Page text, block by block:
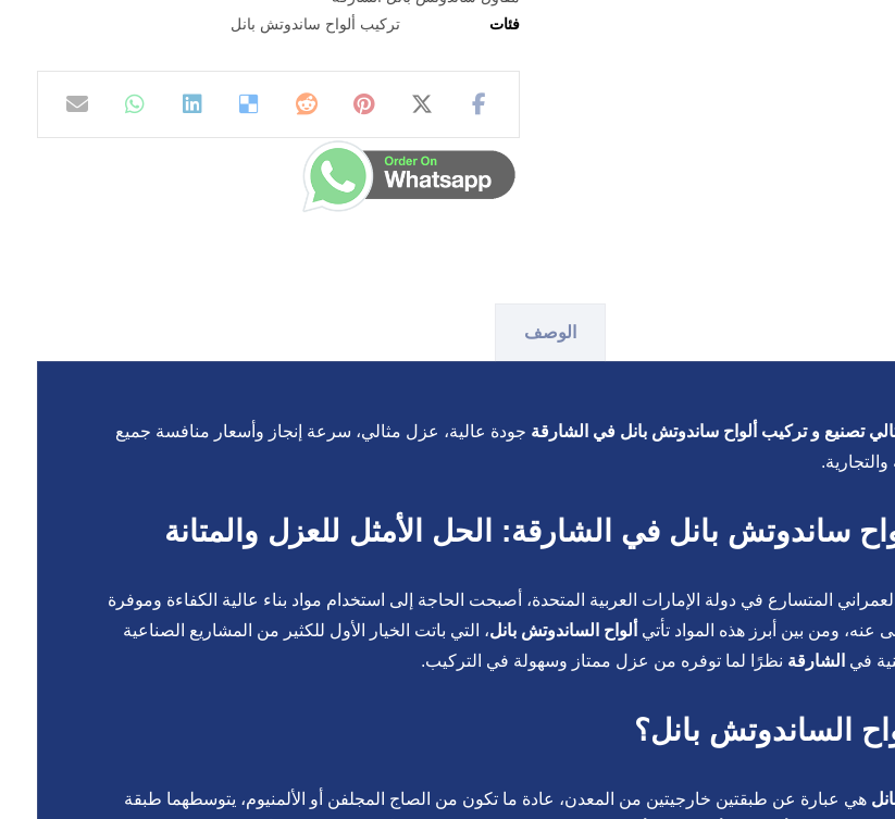
فئات
تركيب ألواح ساندوتش بانل
الوصف
تصنيع و تركيب ألواح ساندوتش بانل في الشارقة جودة عالية، عزل مثالي، سرعة إنجاز وأسعار منافسة جميع
والتجارية.
ساندوتش بانل في الشارقة: الحل الأمثل للعزل والمتانة
المتسارع في دولة الإمارات العربية المتحدة، أصبحت الحاجة إلى استخدام مواد بناء عالية الكفاءة وموفرة
عنه، ومن بين أبرز هذه المواد تأتي ألواح الساندوتش بانل، التي باتت الخيار الأول للكثير من المشاريع الصناعية
في الشارقة نظرًا لما توفره من عزل ممتاز وسهولة في التركيب.
الساندوتش بانل؟
هي عبارة عن طبقتين خارجيتين من المعدن، عادة ما تكون من الصاج المجلفن أو الألمنيوم، يتوسطهما طبقة